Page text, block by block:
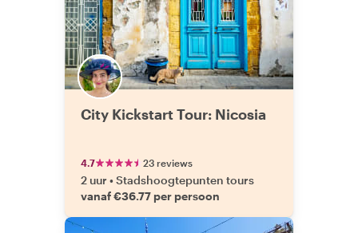
City Kickstart Tour: Nicosia
4.7 23 reviews
2 uur •Stadshoogtepunten tours
vanaf €36.77 per persoon